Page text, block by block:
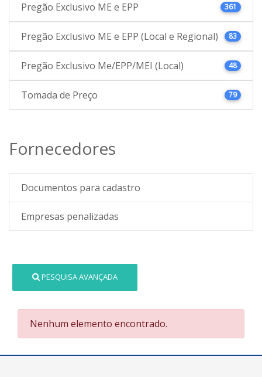
Pregão Exclusivo ME e EPP 361
Pregão Exclusivo ME e EPP (Local e Regional) 83
Pregão Exclusivo Me/EPP/MEI (Local) 48
Tomada de Preço 79
Fornecedores
Documentos para cadastro
Empresas penalizadas
PESQUISA AVANÇADA
Nenhum elemento encontrado.